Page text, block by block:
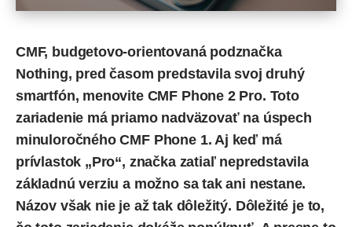
CMF, budgetovo-orientovaná podznačka
Nothing, pred časom predstavila svoj druhý
smartfón, menovite CMF Phone 2 Pro. Toto
zariadenie má priamo nadväzovať na úspech
minuloročného CMF Phone 1. Aj keď má
prívlastok „Pro“, značka zatiaľ nepredstavila
základnú verziu a možno sa tak ani nestane.
Názov však nie je až tak dôležitý. Dôležité je to,